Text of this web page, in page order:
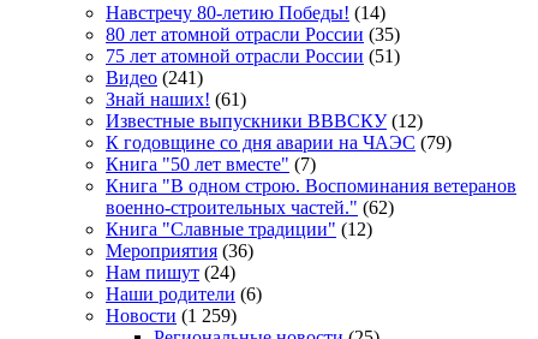
Навстречу 80-летию Победы! (14)
80 лет атомной отрасли России (35)
75 лет атомной отрасли России (51)
Видео (241)
Знай наших! (61)
Известные выпускники ВВВСКУ(12)
К годовщине со дня аварии на ЧАЭС (79)
Книга "50 лет вместе" (7)
Книга "В одном строю. Воспоминания ветеранов
военно-строительных частей." (62)
Книга "Славные традиции" (12)
Мероприятия (36)
Нам пишут (24)
Наши родители (6)
Новости (1 259)